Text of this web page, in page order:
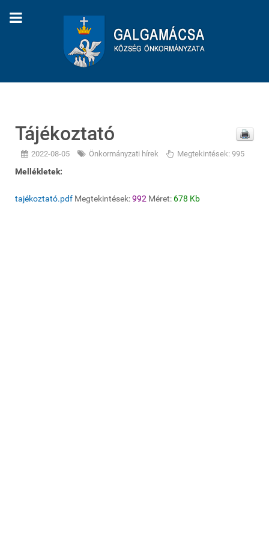
Tájékoztató
2022-08-05 Önkormányzati hírek Megtekintések: 995
Mellékletek:
tajékoztató.pdf Megtekintések:992 Méret: 678 Kb